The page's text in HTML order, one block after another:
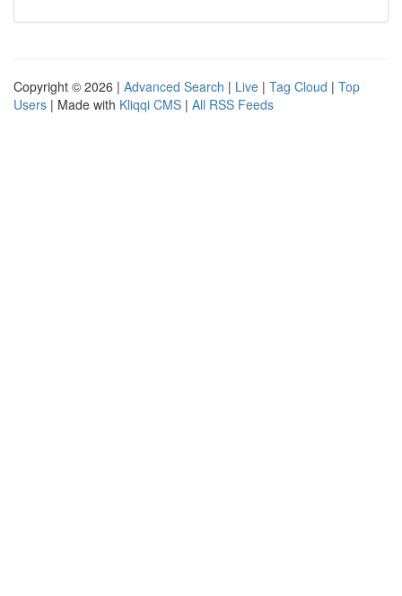
Copyright © 2026 | Advanced Search | Live | Tag Cloud | Top
Users | Made with Kliqqi CMS | All RSS Feeds